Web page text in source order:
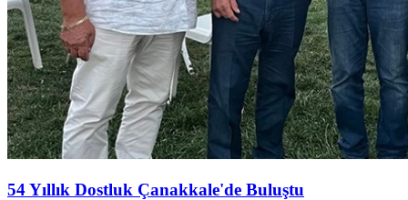
54 Yıllık Dostluk Çanakkale'de Buluştu